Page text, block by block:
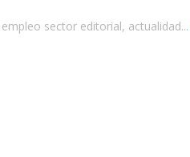
sector editorial, actualidad...